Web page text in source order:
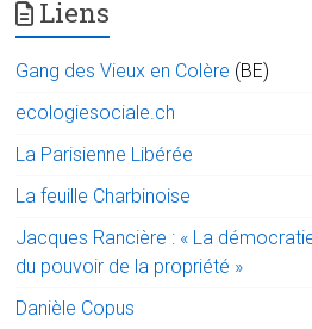
Liens
Gang des Vieux en Colère (BE)
ecologiesociale.ch
La Parisienne Libérée
La feuille Charbinoise
Jacques Rancière : « La
du pouvoir de la propriété »
Danièle Copus